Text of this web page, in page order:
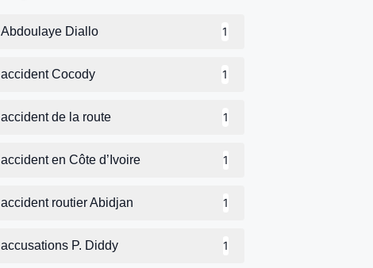
Abdoulaye Diallo 1
accident Cocody 1
accident de la route 1
accident en Côte d’Ivoire 1
accident routier Abidjan 1
accusations P. Diddy 1